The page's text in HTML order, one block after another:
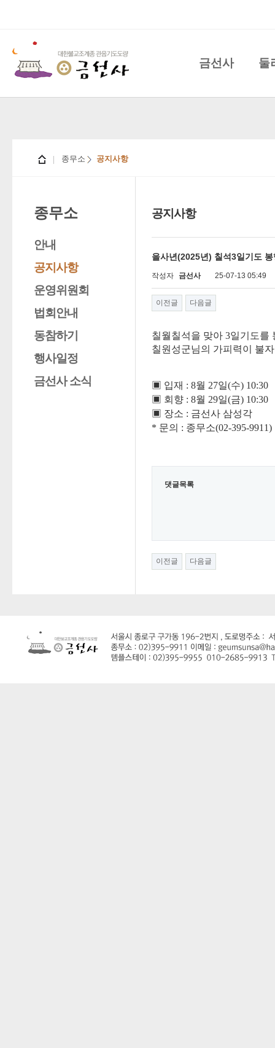
금선사 둘
종무소 공지사항
종무소
안내
공지사항
운영위원회
법회안내
동참하기
행사일정
금선사 소식
공지사항
을사년(2025년) 칠석3일기도 봉
작성자 금선사 25-07-13 05:49
이전글 다음글
칠월칠석을 맞아 3일기도를
칠원성군님의 가피력이 불
▣ 입재 : 8월 27일(수) 10:30
▣ 회향 : 8월 29일(금) 10:30
▣ 장소 : 금선사 삼성각
* 문의 : 종무소(02-395-9911)
댓글목록
이전글 다음글